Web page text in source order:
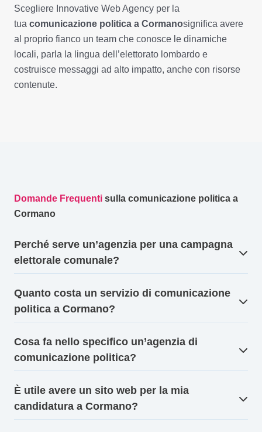
Scegliere Innovative Web Agency per la
tua comunicazione politica a Cormanosignifica avere
al proprio fianco un team che conosce le dinamiche
locali, parla la lingua dell’elettorato lombardo e
costruisce messaggi ad alto impatto, anche con risorse
contenute.
Domande Frequenti sulla comunicazione politica a
Cormano
Perché serve un’agenzia per una campagna
elettorale comunale?
Quanto costa un servizio di comunicazione
politica a Cormano?
Cosa fa nello specifico un’agenzia di
comunicazione politica?
È utile avere un sito web per la mia
candidatura a Cormano?